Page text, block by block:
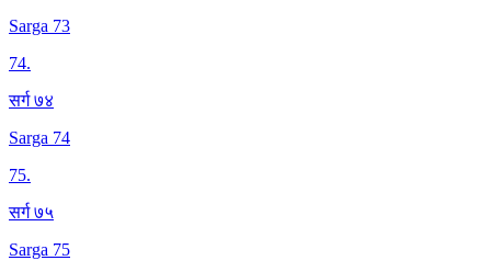
Sarga 73
74.
सर्ग ७४
Sarga 74
75.
सर्ग ७५
Sarga 75